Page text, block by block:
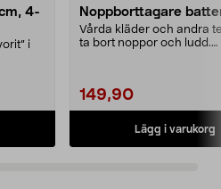
4-
i
Noppborttagare
Vårda kläder och andra
ta bort noppor och ludd.
149,90
Lägg i varukorg